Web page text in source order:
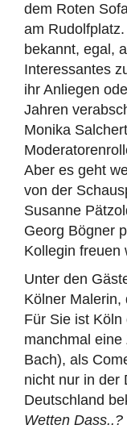
dem Roten
am
bekannt, egal,
Interessantes
ihr Anliegen
Jahren
Monika
Aber es geht
von der
Susanne
Georg Bögner
Kollegin freuen
Unter den
Kölner Malerin,
Für Sie ist Köln
manchmal eine
Bach), als
nicht nur in der
Deutschland
Wetten Dass..?